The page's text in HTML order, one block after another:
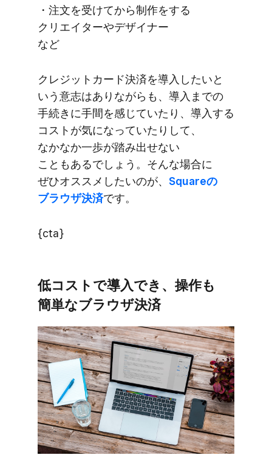
・注文を​受けてから​制作を​する​
クリエイターや​デザイナー
など
クレジットカード決済を​導入したいと​
いう​意志は​ありながらも、​導入までの​
手続きに​手間を​感じていたり、​導入する​
コストが​気に​なっていたりして、​
なかなか​一歩が​踏み出せない​
こともあるでしょう。​そんな​場合に​
ぜひオススメしたいのが、 ​Squareの​
ブラウザ決済です。
{cta}
低コストで​導入でき、​操作も​
簡単な​ブラウザ決済